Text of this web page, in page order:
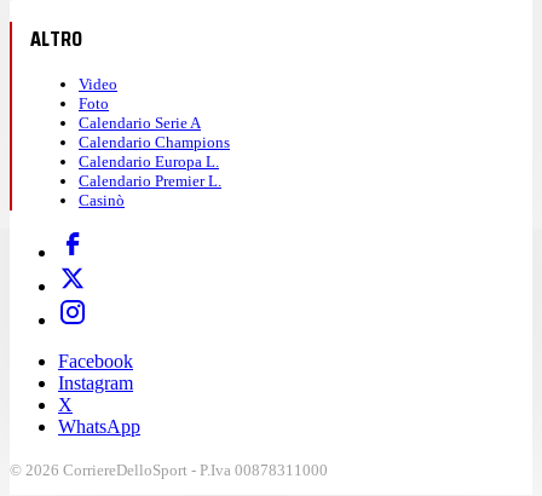
ALTRO
Video
Foto
Calendario Serie A
Calendario Champions
Calendario Europa L.
Calendario Premier L.
Casinò
Facebook
Instagram
X
WhatsApp
© 2026 CorriereDelloSport - P.Iva 00878311000